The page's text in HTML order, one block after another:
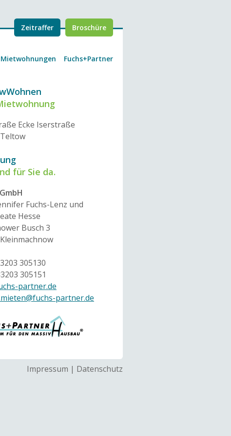
Mietwohnungen Fuchs+Partner
Zeitraffer Broschüre
Ecke Iserstraße
für Sie da.
Fuchs-Lenz und
Hesse
Busch 3
305130
305151
partner.de
partner.de
Impressum | Datenschutz